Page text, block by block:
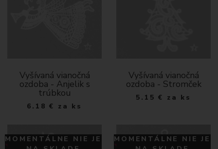
Vyšívaná vianočná
ozdoba - Anjelik s
trúbkou
6.18 € za ks
Vyšívaná vianočná
ozdoba - Stromček
5.15 € za ks
MOMENTÁLNE NIE JE
MOMENTÁLNE NIE JE